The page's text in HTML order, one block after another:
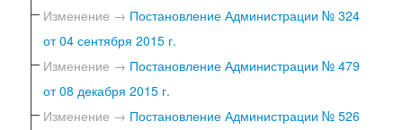
Изменение → Постановление Администрации № 324
от 04 сентября 2015 г.
Изменение → Постановление Администрации № 479
от 08 декабря 2015 г.
Изменение → Постановление Администрации № 526